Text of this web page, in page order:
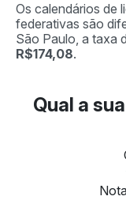
Os calendários de
federativas são
São Paulo, a taxa
R$174,08.
Qual a